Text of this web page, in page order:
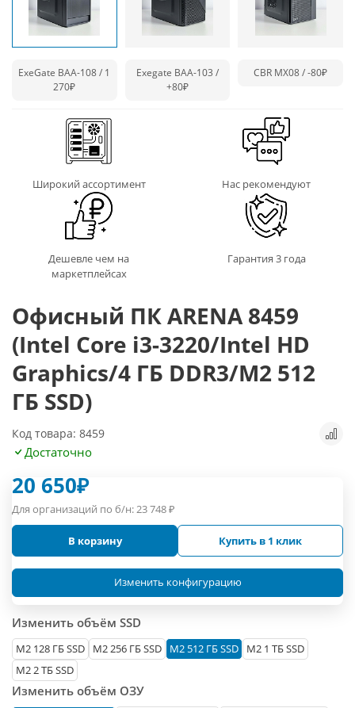
ExeGate BAA-108 / 1
270₽
Exegate BAA-103 /
+80₽
CBR MX08 /-80₽
Широкий ассортимент Нас рекомендуют
Дешевле чем на
маркетплейсах
Гарантия 3 года
Офисный ПК ARENA 8459
(Intel Core i3-3220/Intel HD
Graphics/4 ГБ DDR3/M2 512
ГБ SSD)
Код товара: 8459
Достаточно
20 650₽
Для организаций по б/н:23 748₽
В корзину Купить в 1 клик
Изменить конфигурацию
Изменить объём SSD
М2 128 ГБ SSD M2 256 ГБ SSD M2 512 ГБ SSD
M2 1 ТБ SSD
M2 2 ТБ SSD
Изменить объём ОЗУ